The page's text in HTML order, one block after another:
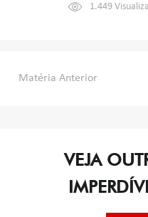
1.449
Navegação
Matéria Anterior
VEJA